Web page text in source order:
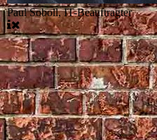
Paul Soboll, IT-Beauftragter